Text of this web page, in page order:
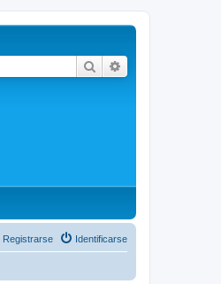
Buscar
Identificarse
Registrarse